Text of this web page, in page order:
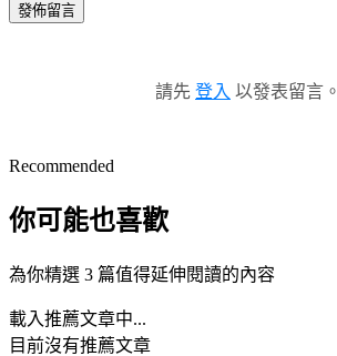
發佈留言
請先 登入 以發表留言。
Recommended
你可能也喜歡
為你精選 3 篇值得延伸閱讀的內容
載入推薦文章中...
目前沒有推薦文章